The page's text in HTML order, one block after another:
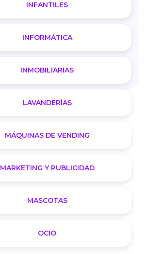
INFANTILES
INFORMÁTICA
INMOBILIARIAS
LAVANDERÍAS
MÁQUINAS DE VENDING
MARKETING Y PUBLICIDAD
MASCOTAS
OCIO